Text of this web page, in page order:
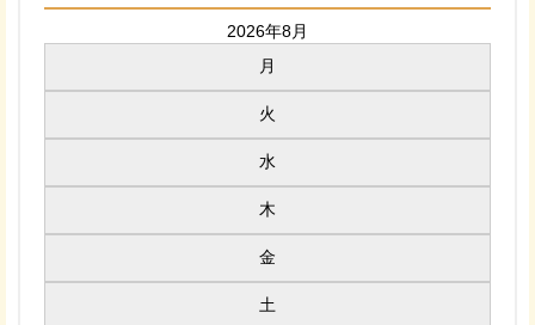
2026年8月
月
火
水
木
金
土